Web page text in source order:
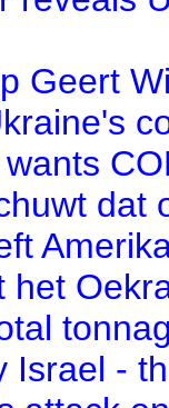
Geert
dat
het
Israel -